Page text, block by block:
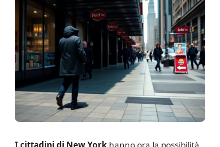
I cittadini di New York hanno ora la possibilità